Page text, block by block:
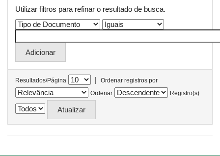
Utilizar filtros para refinar o resultado de busca.
Resultados/Página |
Ordenar registros por
Ordenar
Registro(s)